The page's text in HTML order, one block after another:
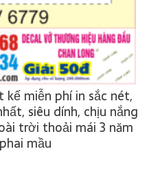
miễn phí in sắc nét,
siêu dính, chịu nắng
trời thoải mái 3 năm
mầu